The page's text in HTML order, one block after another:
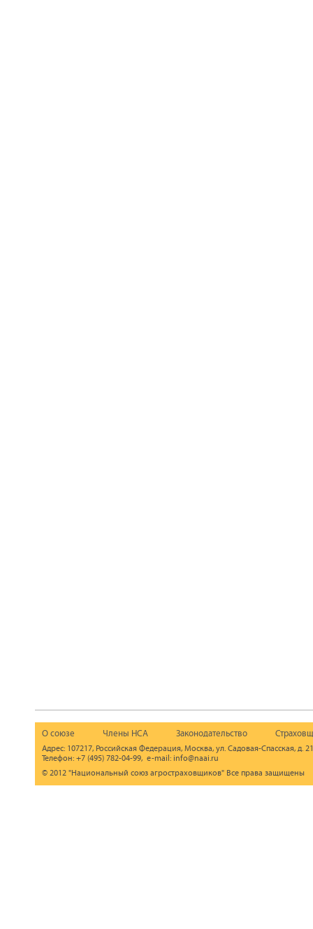
О союзе Члены НСА Законодательство
Адрес: 107217, Российская Федерация, Москва, ул. Садовая-Спасская, д.
Телефон: +7 (495) 782-04-99, e-mail: info@naai.ru
© 2012 "Национальный союз агростраховщиков" Все права защищены